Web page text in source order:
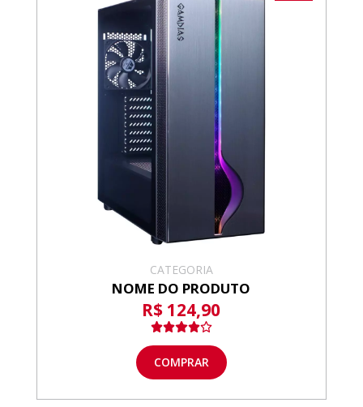
CATEGORIA
NOME DO PRODUTO
R$ 124,90
COMPRAR